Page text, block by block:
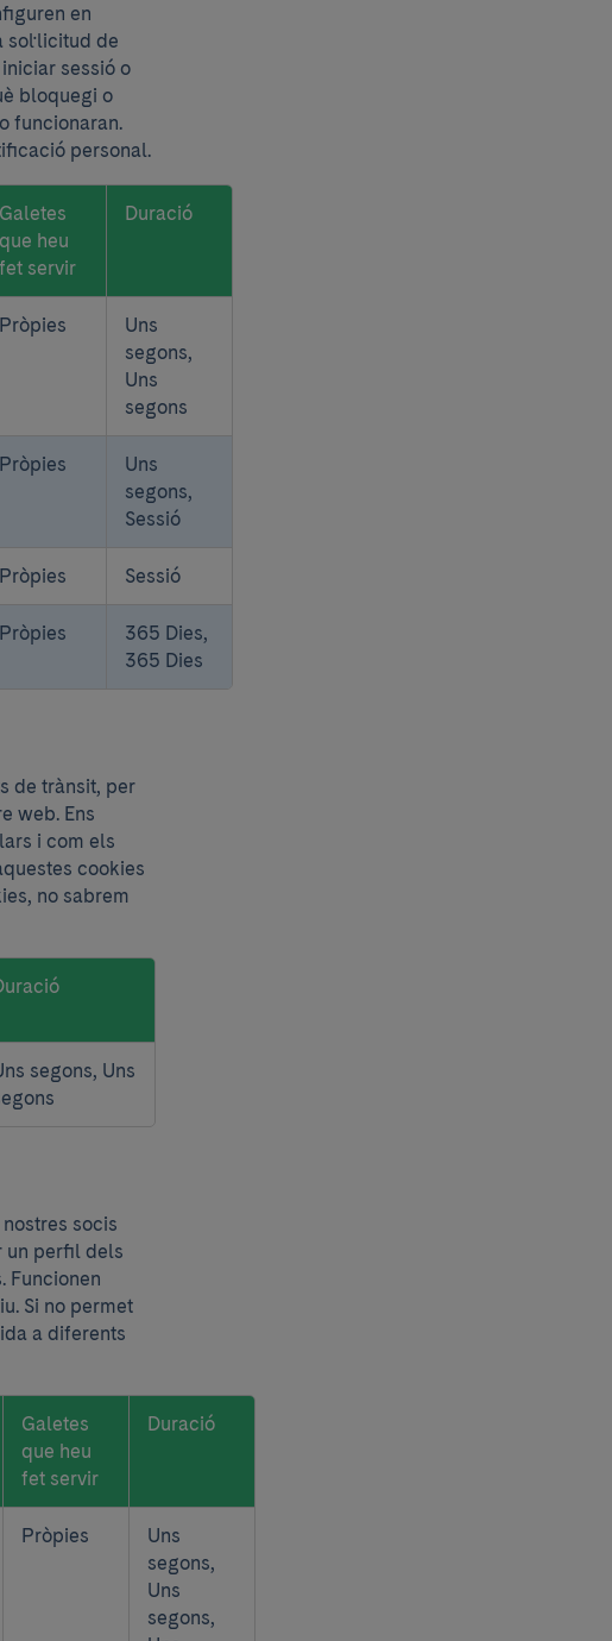
en
de
sessió o
bloquegi o
funcionaran.
personal.
Galetes
que heu
fet servir
Duració
Pròpies
Uns
segons,
Uns
segons
Pròpies
Uns
segons,
Sessió
Pròpies Sessió
Pròpies
365 Dies,
365 Dies
de trànsit, per
web. Ens
i com els
cookies
no sabrem
segons, Uns
socis
un perfil dels
Funcionen
Si no permet
a diferents
Galetes
que heu
fet servir
Duració
Pròpies
Uns
segons,
Uns
segons,